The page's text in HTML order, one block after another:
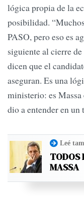
lógica propia de la
posibilidad.
PASO, pero eso es
siguiente al cierre
dicen que el
aseguran. Es una
ministerio: es
dio a entender en
Leé
TODOS
MASSA